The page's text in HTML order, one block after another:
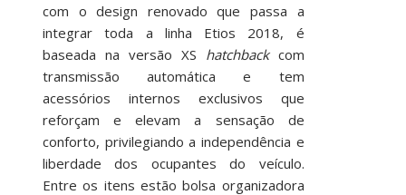
com o design renovado que passa a
integrar toda a linha Etios 2018, é
baseada na versão XS hatchbackcom
transmissão automática e tem
acessórios internos exclusivos que
reforçam e elevam a sensação de
conforto, privilegiando a independência e
liberdade dos ocupantes do veículo.
Entre os itens estão bolsa organizadora